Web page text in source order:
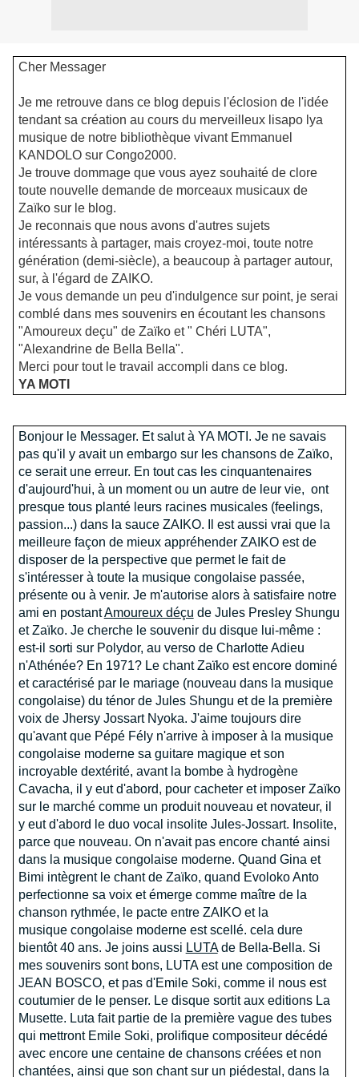
Cher Messager
Je me retrouve dans ce blog depuis l'éclosion de l'idée
tendant sa création au cours du merveilleux lisapo lya
musique de notre bibliothèque vivant Emmanuel
KANDOLO sur Congo2000.
Je trouve dommage que vous ayez souhaité de clore
toute nouvelle demande de morceaux musicaux de
Zaïko sur le blog.
Je reconnais que nous avons d'autres sujets
intéressants à partager, mais croyez-moi, toute notre
génération (demi-siècle), a beaucoup à partager autour,
sur, à l'égard de ZAIKO.
Je vous demande un peu d'indulgence sur point, je serai
comblé dans mes souvenirs en écoutant les chansons
"Amoureux deçu" de Zaïko et " Chéri LUTA",
"Alexandrine de Bella Bella".
Merci pour tout le travail accompli dans ce blog.
YA MOTI
Bonjour le Messager. Et salut à YA MOTI. Je ne savais
pas qu'il y avait un embargo sur les chansons de Zaïko,
ce serait une erreur. En tout cas les cinquantenaires
d'aujourd'hui, à un moment ou un autre de leur vie, ont
presque tous planté leurs racines musicales (feelings,
passion...) dans la sauce ZAIKO. Il est aussi vrai que la
meilleure façon de mieux appréhender ZAIKO est de
disposer de la perspective que permet le fait de
s'intéresser à toute la musique congolaise passée,
présente ou à venir. Je m'autorise alors à satisfaire notre
ami en postantAmoureux déçu de Jules Presley Shungu
et Zaïko. Je cherche le souvenir du disque lui-même :
est-il sorti sur Polydor, au verso de Charlotte Adieu
n'Athénée? En 1971? Le chant Zaïko est encore dominé
et caractérisé par le mariage (nouveau dans la musique
congolaise) du ténor de Jules Shungu et de la première
voix de Jhersy Jossart Nyoka. J'aime toujours dire
qu'avant que Pépé Fély n'arrive à imposer à la musique
congolaise moderne sa guitare magique et son
incroyable dextérité, avant la bombe à hydrogène
Cavacha, il y eut d'abord, pour cacheter et imposer Zaïko
sur le marché comme un produit nouveau et novateur, il
y eut d'abord le duo vocal insolite Jules-Jossart. Insolite,
parce que nouveau. On n'avait pas encore chanté ainsi
dans la musique congolaise moderne. Quand Gina et
Bimi intègrent le chant de Zaïko, quand Evoloko Anto
perfectionne sa voix et émerge comme maître de la
chanson rythmée, le pacte entre ZAIKO et la
musique congolaise moderne est scellé. cela dure
bientôt 40 ans. Je joins aussi LUTAde Bella-Bella. Si
mes souvenirs sont bons, LUTA est une composition de
JEAN BOSCO, et pas d'Emile Soki, comme il nous est
coutumier de le penser. Le disque sortit aux editions La
Musette. Luta fait partie de la première vague des tubes
qui mettront Emile Soki, prolifique compositeur décédé
avec encore une centaine de chansons créées et non
chantées, ainsi que son chant sur un piédestal, dans la